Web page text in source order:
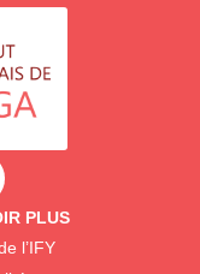
PLUS
l’IFY